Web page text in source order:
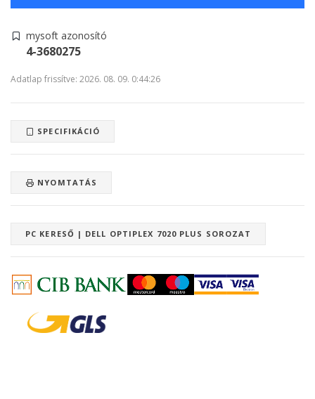
mysoft azonosító
4-3680275
Adatlap frissítve: 2026. 08. 09. 0:44:26
SPECIFIKÁCIÓ
NYOMTATÁS
PC KERESŐ | DELL OPTIPLEX 7020 PLUS SOROZAT